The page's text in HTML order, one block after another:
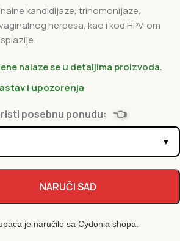
kandidijaze, trihomonijaze,
herpesa, kao i kod HPV-om
nalaze se u detaljima proizvoda.
i upozorenja
posebnu ponudu: 👈
▼
NARUČI SAD
je naručilo sa Cydonia shopa.